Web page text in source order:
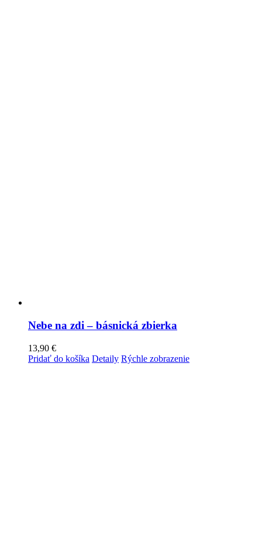
Nebe na zdi – básnická zbierka
13,90 €
Pridať do košíka Detaily Rýchle zobrazenie